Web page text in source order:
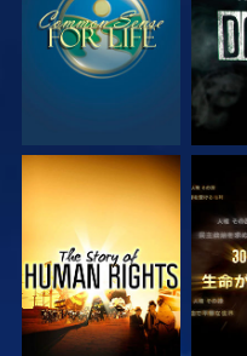
観る